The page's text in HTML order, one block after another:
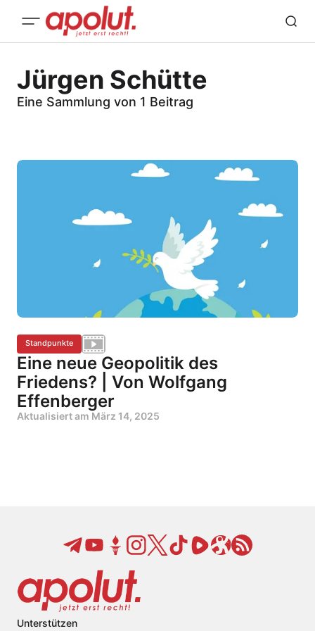
Jürgen Schütte
Eine Sammlung von 1 Beitrag
Standpunkte
Eine neue Geopolitik des
Friedens? | Von Wolfgang
Effenberger
Aktualisiert am März 14, 2025
Unterstützen